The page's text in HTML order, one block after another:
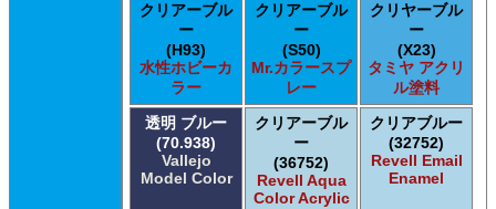
クリアーブル
ー
(H93)
水性ホビーカ
ラー
クリアーブル
ー
(S50)
Mr.カラースプ
レー
クリヤーブル
ー
(X23)
タミヤ アクリ
ル塗料
透明 ブルー
(70.938)
Vallejo
Model Color
クリアーブル
ー
(36752)
Revell Aqua
Color Acrylic
クリアブルー
(32752)
Revell Email
Enamel